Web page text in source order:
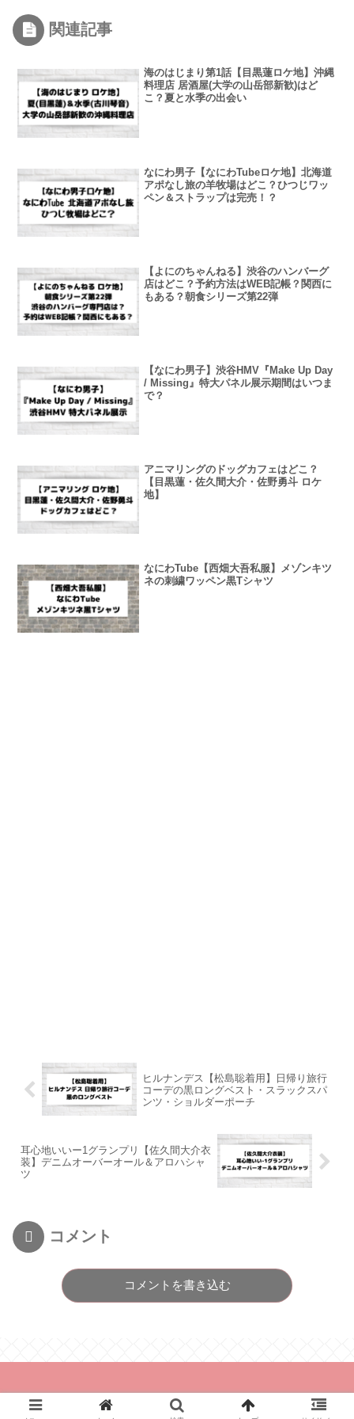
関連記事
海のはじまり第1話【目黒蓮ロケ地】沖縄
料理店 居酒屋(大学の山岳部新歓)はど
こ？夏と水季の出会い
なにわ男子【なにわTubeロケ地】北海道
アポなし旅の羊牧場はどこ？ひつじワッ
ペン＆ストラップは完売！？
【よにのちゃんねる】渋谷のハンバーグ
店はどこ？予約方法はWEB記帳？関西に
もある？朝食シリーズ第22弾
【なにわ男子】渋谷HMV『Make Up Day
/ Missing』特大パネル展示期間はいつま
で？
アニマリングのドッグカフェはどこ？
【目黒蓮・佐久間大介・佐野勇斗 ロケ
地】
なにわTube【西畑大吾私服】メゾンキツ
ネの刺繍ワッペン黒Tシャツ
ヒルナンデス【松島聡着用】日帰り旅行
コーデの黒ロングベスト・スラックスパ
ンツ・ショルダーポーチ
耳心地いいー1グランプリ【佐久間大介衣
装】デニムオーバーオール＆アロハシャ
ツ
コメント
コメントを書き込む
© 2021 とれんどあんど.